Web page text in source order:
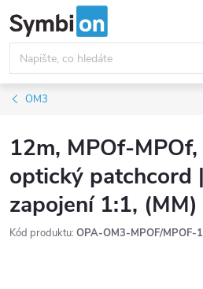
na
obsah
OM3
12m, MPOf-
optický patchcord
zapojení 1:1, (MM)
Kód produktu: OPA-OM3-MPOF/